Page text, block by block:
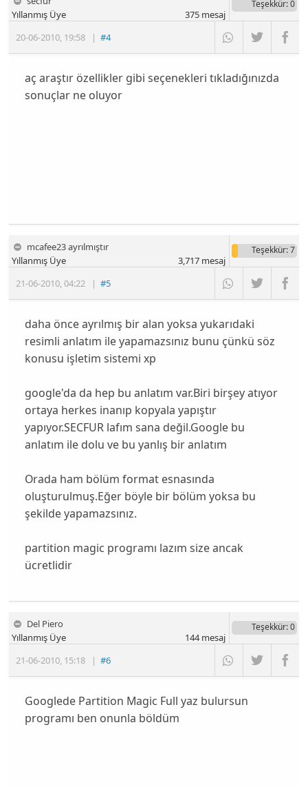
20-06-2010, 19:58 |#4
Yıllanmış Üye
Teşekkür: 0
375mesaj
aç araştır özellikler gibi seçenekleri tıkladığınızda
sonuçlar ne oluyor
mcafee23 ayrılmıştır
21-06-2010,04:22 |#5
Yıllanmış Üye
Teşekkür: 7
3,717mesaj
daha önce ayrılmış bir alan yoksa yukarıdaki
resimli anlatım ile yapamazsınız bunu çünkü söz
konusu işletim sistemi xp
google'da da hep bu anlatım var.Biri birşey atıyor
ortaya herkes inanıp kopyala yapıştır
yapıyor.SECFUR lafım sana değil.Google bu
anlatım ile dolu ve bu yanlış bir anlatım
Orada ham bölüm format esnasında
oluşturulmuş.Eğer böyle bir bölüm yoksa bu
şekilde yapamazsınız.
partition magic programı lazım size ancak
ücretlidir
Del Piero
21-06-2010, 15:18 |#6
Yıllanmış Üye
Teşekkür: 0
144mesaj
Googlede Partition Magic Full yaz bulursun
programı ben onunla böldüm